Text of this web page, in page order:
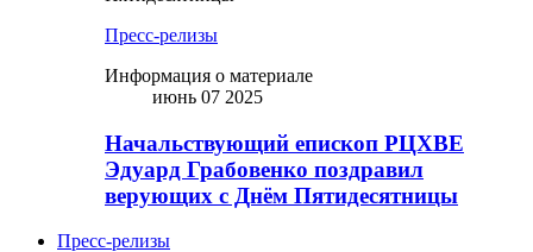
Пресс-релизы
Информация о материале
июнь 07 2025
Начальствующий епископ РЦХВЕ
Эдуард Грабовенко поздравил
верующих с Днём Пятидесятницы
Пресс-релизы